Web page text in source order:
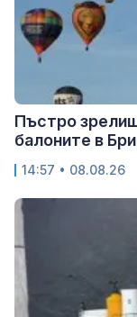
Пъстро
балоните в
14:57 • 08.08.26